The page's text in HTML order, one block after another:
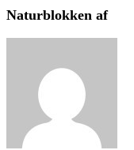
Naturblokken af